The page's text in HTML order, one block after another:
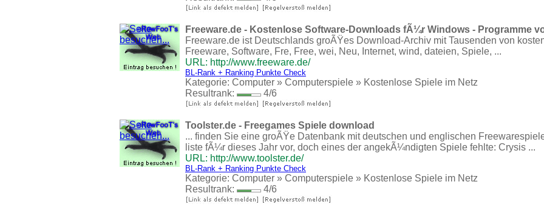
Freeware.de - Kostenlose Software-Downloads fÃ¼r Windows - Programme
Freeware.de ist Deutschlands groÃŸes Download-Archiv mit Tausenden von
Freeware, Software, Fre, Free, wei, Neu, Internet, wind, dateien, Spiele, ...
URL: http://www.freeware.de/
BL-Rank + Ranking Punkte Check
Kategorie: Computer » Computerspiele » Kostenlose Spiele im Netz
Resultrank:
4/6
Toolster.de - Freegames Spiele download
... finden Sie eine groÃŸe Datenbank mit deutschen und englischen
liste fÃ¼r dieses Jahr vor, doch eines der angekÃ¼ndigten Spiele fehlte: Crysis ...
URL: http://www.toolster.de/
BL-Rank + Ranking Punkte Check
Kategorie: Computer » Computerspiele » Kostenlose Spiele im Netz
Resultrank:
4/6